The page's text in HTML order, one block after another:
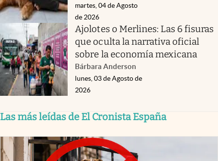
martes, 04 de Agosto
de 2026
Ajolotes o Merlines: Las 6 fisuras
que oculta la narrativa oficial
sobre la economía mexicana
Bárbara Anderson
lunes, 03 de Agosto de
2026
Las más leídas de El Cronista España